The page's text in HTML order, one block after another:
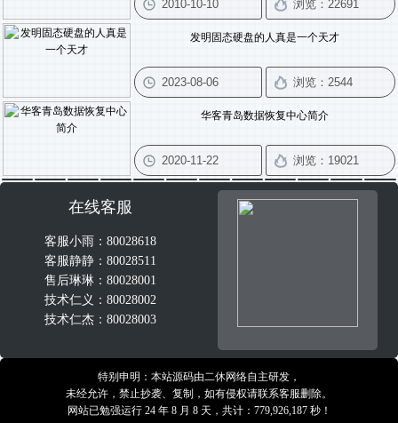
发明固态硬盘的人真是一个天才
华客青岛数据恢复中心简介
在线客服
客服小雨：80028618
客服静静：80028511
售后琳琳：80028001
技术仁义：80028002
技术仁杰：80028003
特别申明：本站源码由二休网络自主研发，
未经允许，禁止抄袭、复制，如有侵权请联系客服删除。
网站已勉强运行 24 年 8 月 8 天，共计：779,926,187 秒！